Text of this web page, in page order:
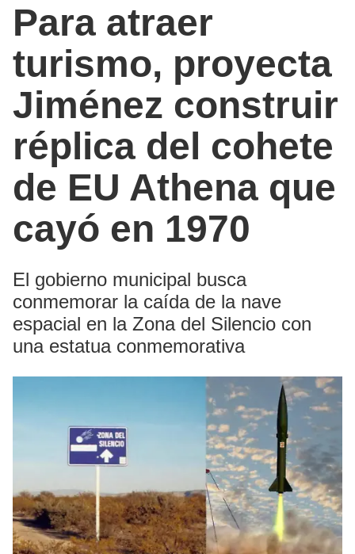
Para atraer
turismo, proyecta
Jiménez construir
réplica del cohete
de EU Athena que
cayó en 1970
El gobierno municipal busca
conmemorar la caída de la nave
espacial en la Zona del Silencio con
una estatua conmemorativa